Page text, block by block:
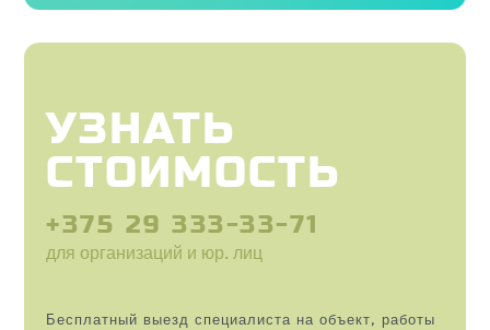
УЗНАТЬ
СТОИМОСТЬ
+375 29 333-33-71
для организаций и юр. лиц
Бесплатный выезд специалиста на объект, работы